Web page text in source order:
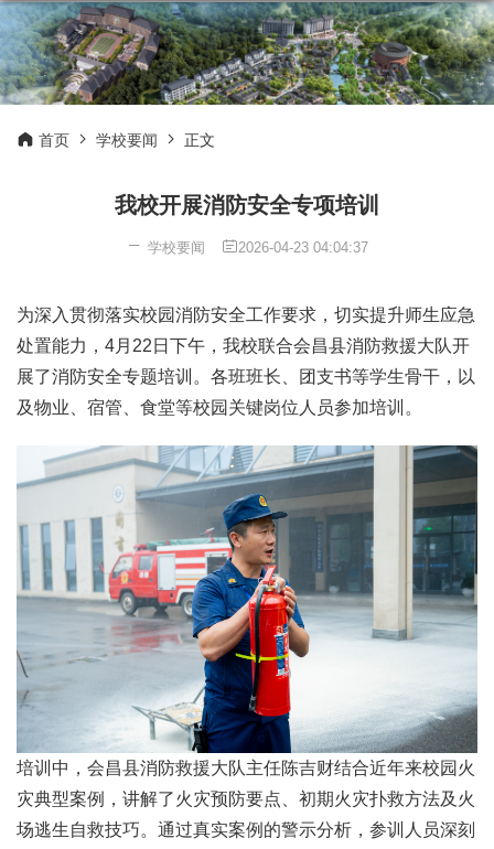
首页 学校要闻 正文
我校开展消防安全专项培训
学校要闻 2026-04-23 04:04:37
为深入贯彻落实校园消防安全工作要求，切实提升师生应急
处置能力，4月22日下午，我校联合会昌县消防救援大队开
展了消防安全专题培训。各班班长、团支书等学生骨干，以
及物业、宿管、食堂等校园关键岗位人员参加培训。
培训中，会昌县消防救援大队主任陈吉财结合近年来校园火
灾典型案例，讲解了火灾预防要点、初期火灾扑救方法及火
场逃生自救技巧。通过真实案例的警示分析，参训人员深刻